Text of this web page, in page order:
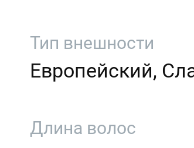
Тип внешности
Европейский,
Длина волос